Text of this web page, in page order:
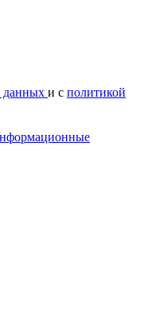
данных и с политикой